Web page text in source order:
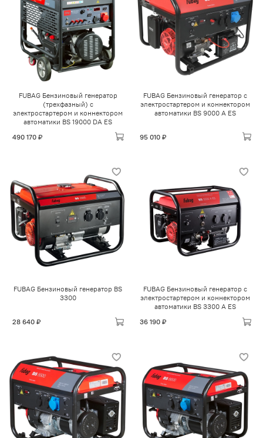
FUBAG Бензиновый генератор
(трехфазный) с
электростартером и коннектором
автоматики BS 19000 DA ES
490 170 ₽
FUBAG Бензиновый генератор с
электростартером и коннектором
автоматики BS 9000 A ES
95 010 ₽
FUBAG Бензиновый генератор BS
3300
28 640 ₽
FUBAG Бензиновый генератор с
электростартером и коннектором
автоматики BS 3300 A ES
36 190 ₽